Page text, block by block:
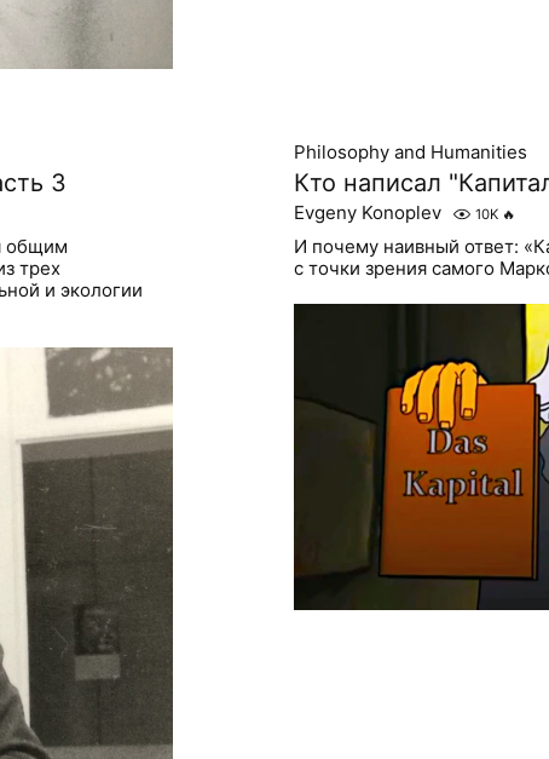
3
общим
трех
и экологии
Philosophy and Humanities
Кто написал
Evgeny Konoplev 10K 🔥
И почему наивный ответ:
с точки зрения самого